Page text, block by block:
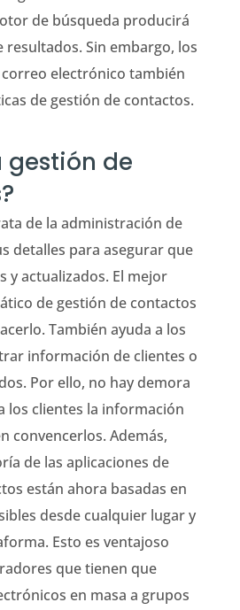
de búsqueda producirá
resultados. Sin embargo, los
electrónico también
de gestión de contactos.
gestión de
de la administración de
detalles para asegurar que
y actualizados. El mejor
de gestión de contactos
También ayuda a los
información de clientes o
Por ello, no hay demora
los clientes la información
convencerlos. Además,
de las aplicaciones de
están ahora basadas en
desde cualquier lugar y
Esto es ventajoso
que tienen que
en masa a grupos